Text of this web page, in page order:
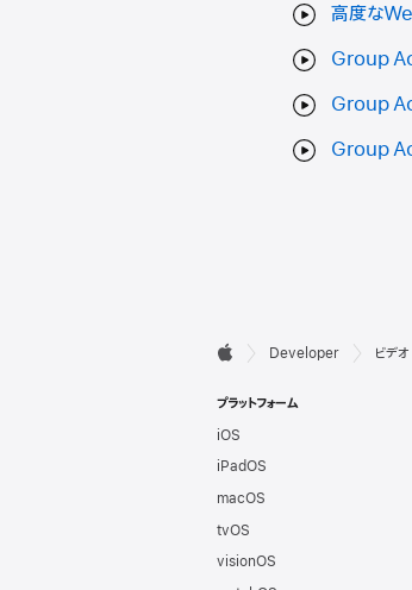
高度な
Group
Group
Group
デ
ベ
ロ
ッ
パ

Developer ビデオ
プラットフォーム
iOS
iPadOS
macOS
tvOS
visionOS